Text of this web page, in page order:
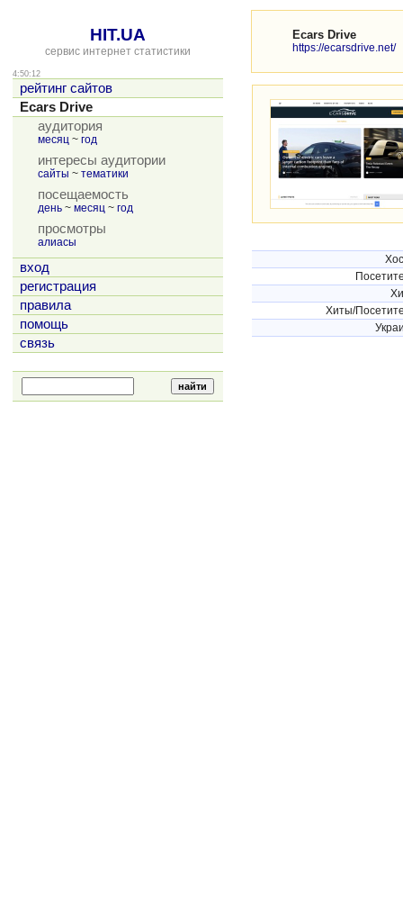
HIT.UA
сервис интернет статистики
4:50:12
рейтинг сайтов
Ecars Drive
аудитория
месяц ~ год
интересы аудитории
сайты ~ тематики
посещаемость
день ~ месяц ~ год
просмотры
алиасы
вход
регистрация
правила
помощь
связь
Ecars Drive
https://ecarsdrive.net/
Хиты/